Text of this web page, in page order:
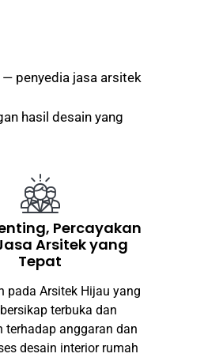
penyedia jasa arsitek
hasil desain yang
Percayakan
Arsitek yang
Tepat
pada Arsitek Hijau yang
terbuka dan
terhadap anggaran dan
desain interior rumah